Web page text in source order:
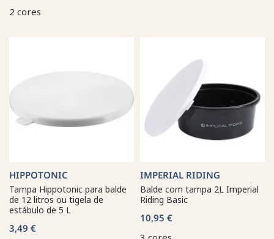
2 cores
HIPPOTONIC
Tampa Hippotonic para balde
de 12 litros ou tigela de
estábulo de 5 L
3,49 €
IMPERIAL RIDING
Balde com tampa 2L Imperial
Riding Basic
10,95 €